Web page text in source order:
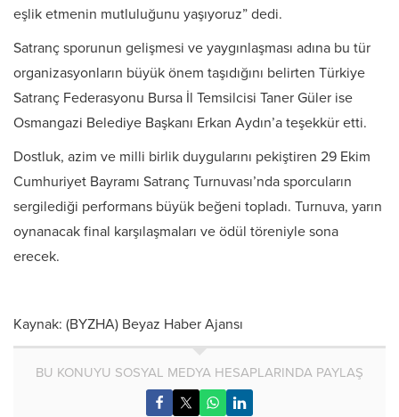
eşlik etmenin mutluluğunu yaşıyoruz” dedi.
Satranç sporunun gelişmesi ve yaygınlaşması adına bu tür
organizasyonların büyük önem taşıdığını belirten Türkiye
Satranç Federasyonu Bursa İl Temsilcisi Taner Güler ise
Osmangazi Belediye Başkanı Erkan Aydın’a teşekkür etti.
Dostluk, azim ve milli birlik duygularını pekiştiren 29 Ekim
Cumhuriyet Bayramı Satranç Turnuvası’nda sporcuların
sergilediği performans büyük beğeni topladı. Turnuva, yarın
oynanacak final karşılaşmaları ve ödül töreniyle sona
erecek.
Kaynak: (BYZHA) Beyaz Haber Ajansı
BU KONUYU SOSYAL MEDYA HESAPLARINDA PAYLAŞ